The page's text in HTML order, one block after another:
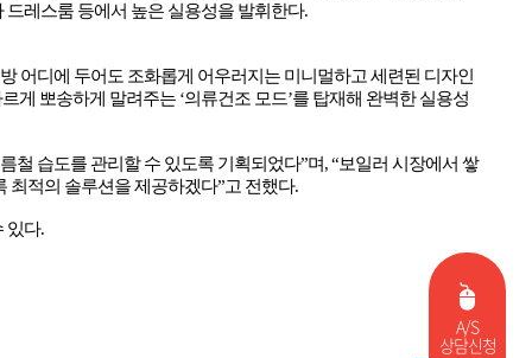
A/S
상담신청
레스룸 등에서 높은 실용성을 발휘한다.
어디에 두어도 조화롭게 어우러지는 미니멀하고 세련된 디자인
게 뽀송하게 말려주는 ‘의류건조 모드’를 탑재해 완벽한 실용성
철 습도를 관리할 수 있도록 기획되었다”며, “보일러 시장에서 쌓
최적의 솔루션을 제공하겠다”고 전했다.
있다.